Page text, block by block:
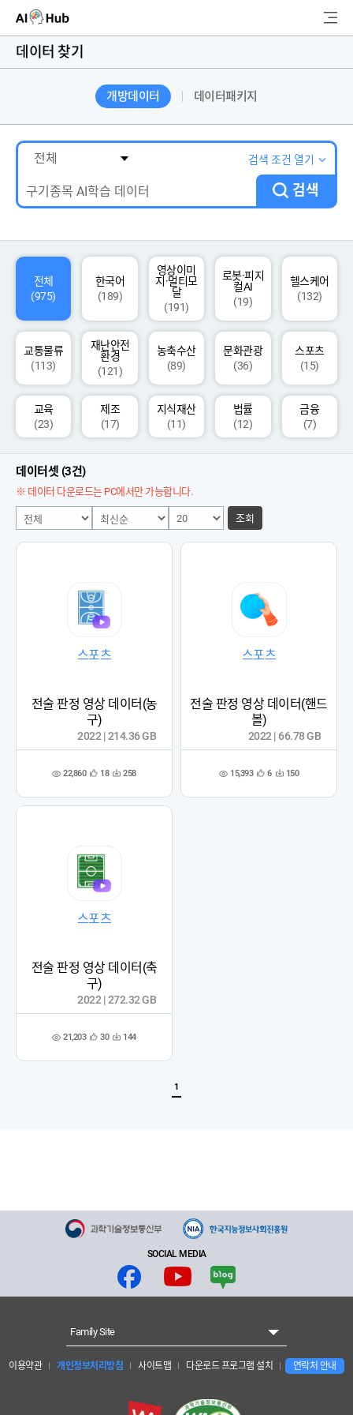
AI-Hub
AI 데이터찾기
AI 허브소개
AI 개발지원
고객지원
색
데이터 찾기
개방데이터 데이터패키지
검색 조건 열기
검색
전체
(975)
한국어
(189)
영상이미
지·멀티모
달
(191)
로봇·피지
컬AI
(19)
헬스케어
(132)
교통물류
(113)
재난안전
환경
(121)
농축수산
(89)
문화관광
(36)
스포츠
(15)
교육
(23)
제조
(17)
지식재산
(11)
법률
(12)
금융
(7)
데이터셋 (3건)
※ 데이터 다운로드는 PC에서만 가능합니다.
조회
스포츠
전술 판정 영상 데이터(농
구)
조 22,860 관
록
18 다 258
2022 | 214.36 GB
스포츠
전술 판정 영상 데이터(핸드
볼)
조 15,393 관
록
6 다 150
2022 | 66.78 GB
스포츠
전술 판정 영상 데이터(축
구)
조 21,203 관
록
30 다 144
2022 | 272.32 GB
1
SOCIAL MEDIA
이용약관 개인정보처리방침 사이트맵 다운로드 프로그램 설치 연락처 안내
Family Site